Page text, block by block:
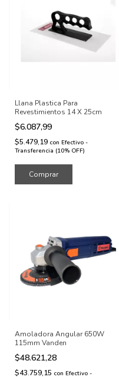
Llana Plastica Para
Revestimientos 14 X 25cm
$6.087,99
$5.479,19 con Efectivo -
Transferencia (10% OFF)
Amoladora Angular 650W
115mm Vanden
$48.621,28
$43.759,15 con Efectivo -